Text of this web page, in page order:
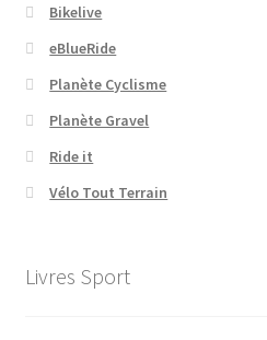
Bikelive
eBlueRide
Planète Cyclisme
Planète Gravel
Ride it
Vélo Tout Terrain
Livres Sport